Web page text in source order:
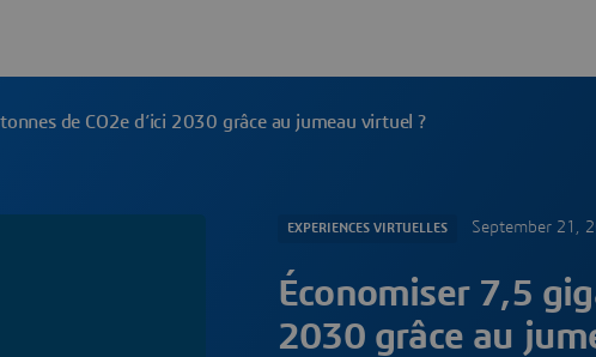
de CO2e d’ici 2030 grâce au jumeau virtuel ?
EXPERIENCES VIRTUELLES September 21,
Économiser 7,5
2030 grâce au